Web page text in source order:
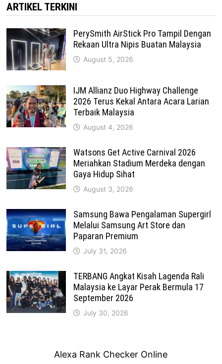
ARTIKEL TERKINI
PerySmith AirStick Pro Tampil Dengan
Rekaan Ultra Nipis Buatan Malaysia
August 5, 2026
IJM Allianz Duo Highway Challenge
2026 Terus Kekal Antara Acara Larian
Terbaik Malaysia
August 4, 2026
Watsons Get Active Carnival 2026
Meriahkan Stadium Merdeka dengan
Gaya Hidup Sihat
August 3, 2026
Samsung Bawa Pengalaman Supergirl
Melalui Samsung Art Store dan
Paparan Premium
July 31, 2026
TERBANG Angkat Kisah Lagenda Rali
Malaysia ke Layar Perak Bermula 17
September 2026
July 30, 2026
Alexa Rank Checker Online